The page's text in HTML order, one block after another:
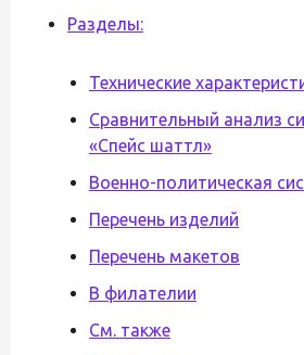
Разделы:
Технические
Сравнительный анализ
«Спейс шаттл»
Военно-политическая
Перечень изделий
Перечень макетов
В филателии
См. также